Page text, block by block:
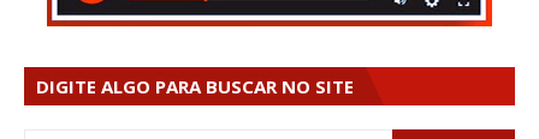
DIGITE ALGO PARA BUSCAR NO SITE